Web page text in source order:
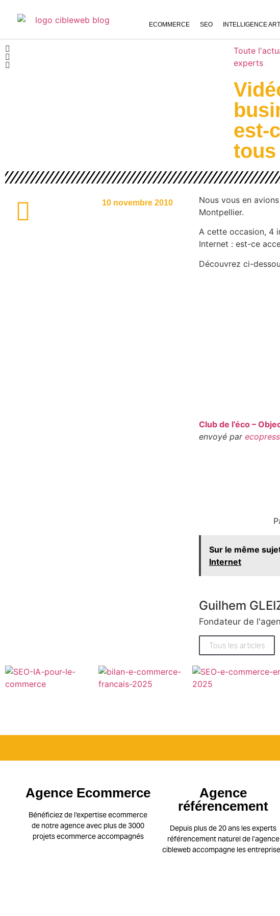
ECOMMERCE SEO INTELLIGENCE
Toute
experts
est-
tous
10 novembre 2010
Nous vous en
Montpellier.
A cette occasion, 4
Internet : est-ce
Découvrez ci-
Club de l’éco –
envoyé par
Sur le même
Internet
Guilhem
Fondateur de
Tous les articles
Agence Ecommerce
Bénéficiez de l’expertise ecommerce
de notre agence avec plus de 3000
projets ecommerce accompagnés
Agence
référencement
Depuis plus de 20 ans les experts
référencement naturel de l’agence
cibleweb accompagne les